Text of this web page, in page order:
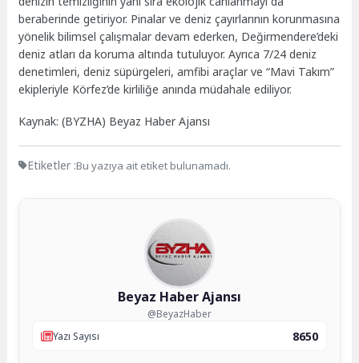
beraberinde getiriyor. Pinalar ve deniz çayırlarının korunmasına
yönelik bilimsel çalışmalar devam ederken, Değirmendere’deki
deniz atları da koruma altında tutuluyor. Ayrıca 7/24 deniz
denetimleri, deniz süpürgeleri, amfibi araçlar ve “Mavi Takım”
ekipleriyle Körfez’de kirliliğe anında müdahale ediliyor.
Kaynak: (BYZHA) Beyaz Haber Ajansı
Etiketler :Bu yazıya ait etiket bulunamadı.
Beyaz Haber Ajansı
@BeyazHaber
Yazı Sayısı
8650